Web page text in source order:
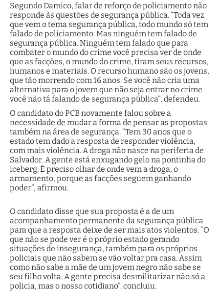
Segundo Damico, falar de reforço de policiamento não
responde às questões de segurança pública. “Toda vez
que vem o tema segurança pública, todo mundo só tem
falado de policiamento. Mas ninguém tem falado de
segurança pública. Ninguém tem falado que para
combater o mundo do crime você precisa ver de onde
que as facções, o mundo do crime, tiram seus recursos,
humanos e materiais. O recurso humano são os jovens,
que tão morrendo com 16 anos. Se você não cria uma
alternativa para o jovem que não seja entrar no crime
você não tá falando de segurança pública”, defendeu.
O candidato do PCB novamente falou sobre a
necessidade de mudar a forma de pensar as propostas
também na área de segurança. “Tem 30 anos que o
estado tem dado a resposta de responder violência,
com mais violência. A droga não nasce na periferia de
Salvador. A gente está enxugando gelo na pontinha do
iceberg. É preciso olhar de onde vem a droga, o
armamento, porque as facções seguem ganhando
poder”, afirmou.
O candidato disse que sua proposta é a de um
acompanhamento permanente da segurança pública
para que a resposta deixe de ser mais atos violentos. “O
que não se pode ver é o próprio estado gerando
situações de insegurança, também para os próprios
policiais que não sabem se vão voltar pra casa. Assim
como não sabe a mãe de um jovem negro não sabe se
seu filho volta. A gente precisa desmilitarizar não só a
policia, mas o nosso cotidiano”. concluiu.